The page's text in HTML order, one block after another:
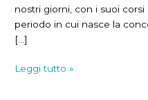
nostri giorni, con i suoi
periodo in cui nasce la
[…]
La
Leggi tutto »